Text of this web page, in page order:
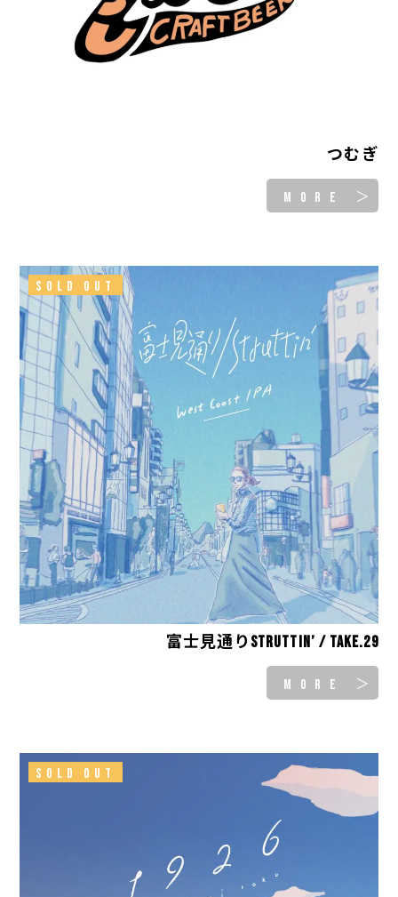
つむぎ
MORE ＞
SOLD OUT
富士見通りStruttin’ / take.29
MORE ＞
SOLD OUT